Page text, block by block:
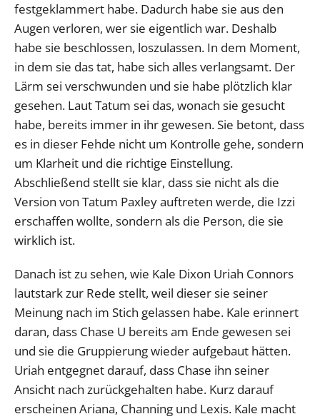
festgeklammert habe. Dadurch habe sie aus den
Augen verloren, wer sie eigentlich war. Deshalb
habe sie beschlossen, loszulassen. In dem Moment,
in dem sie das tat, habe sich alles verlangsamt. Der
Lärm sei verschwunden und sie habe plötzlich klar
gesehen. Laut Tatum sei das, wonach sie gesucht
habe, bereits immer in ihr gewesen. Sie betont, dass
es in dieser Fehde nicht um Kontrolle gehe, sondern
um Klarheit und die richtige Einstellung.
Abschließend stellt sie klar, dass sie nicht als die
Version von Tatum Paxley auftreten werde, die Izzi
erschaffen wollte, sondern als die Person, die sie
wirklich ist.
Danach ist zu sehen, wie Kale Dixon Uriah Connors
lautstark zur Rede stellt, weil dieser sie seiner
Meinung nach im Stich gelassen habe. Kale erinnert
daran, dass Chase U bereits am Ende gewesen sei
und sie die Gruppierung wieder aufgebaut hätten.
Uriah entgegnet darauf, dass Chase ihn seiner
Ansicht nach zurückgehalten habe. Kurz darauf
erscheinen Ariana, Channing und Lexis. Kale macht